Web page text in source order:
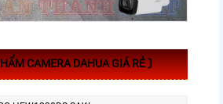
CAMERA DAHUA GIÁ RẺ 〙